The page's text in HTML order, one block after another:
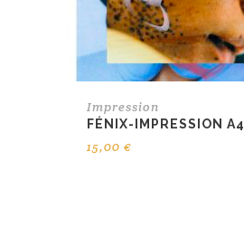
Impression
FÉNIX-IMPRESSION A4
15,00 €